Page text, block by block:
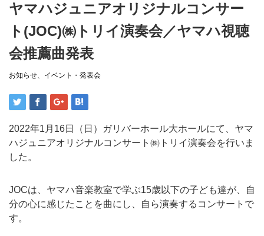
ヤマハジュニアオリジナルコンサー
ト(JOC)㈱トリイ演奏会／ヤマハ視聴
会推薦曲発表
お知らせ、 イベント・発表会
2022年1月16日（日）ガリバーホール大ホールにて、ヤマ
ハジュニアオリジナルコンサート㈱トリイ演奏会を行いま
した。
JOCは、ヤマハ音楽教室で学ぶ15歳以下の子ども達が、自
分の心に感じたことを曲にし、自ら演奏するコンサートで
す。